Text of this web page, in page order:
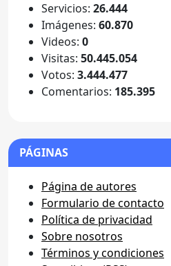
Servicios: 26.444
Imágenes: 60.870
Videos: 0
Visitas: 50.445.054
Votos: 3.444.477
Comentarios: 185.395
PÁGINAS
Página de autores
Formulario de contacto
Política de privacidad
Sobre nosotros
Términos y condiciones